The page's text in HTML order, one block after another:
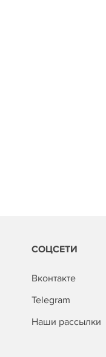
СОЦСЕТИ
Вконтакте
Telegram
Наши рассылки